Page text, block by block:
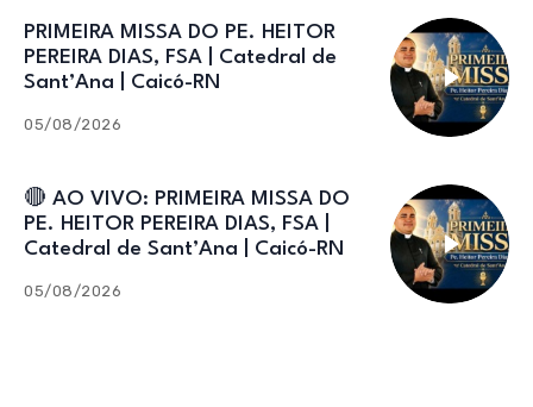
PRIMEIRA MISSA DO PE. HEITOR
PEREIRA DIAS, FSA | Catedral de
Sant’Ana | Caicó-RN
05/08/2026
🔴 AO VIVO: PRIMEIRA MISSA DO
PE. HEITOR PEREIRA DIAS, FSA |
Catedral de Sant’Ana | Caicó-RN
05/08/2026